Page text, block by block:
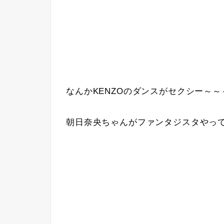
なんかKENZOのダンスがセクシー～～
朝日奈央ちゃんがファンタジスタやっ